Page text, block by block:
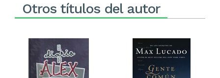
Otros títulos del autor